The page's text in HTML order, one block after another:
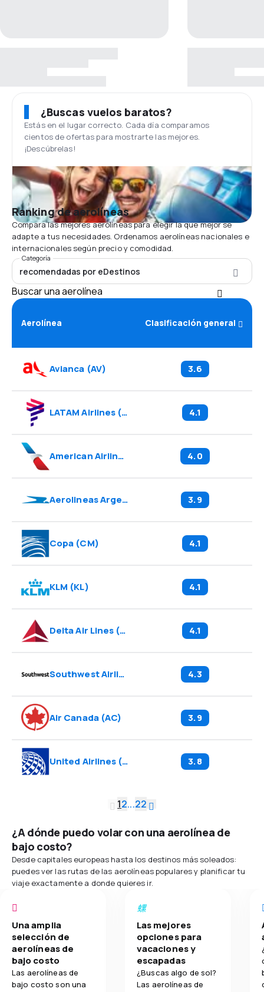
¿Buscas vuelos baratos?
Estás en el lugar correcto. Cada día comparamos
cientos de ofertas para mostrarte las mejores.
¡Descúbrelas!
Ranking de aerolíneas
Compara las mejores aerolíneas para elegir la que mejor se
adapte a tus necesidades. Ordenamos aerolíneas nacionales e
internacionales según precio y comodidad.
Categoría
recomendadas por eDestinos
Buscar una aerolínea
Aerolínea Clasificación general
Avianca (AV) 3.6
LATAM Airlines (LA 4.1
American Airlines 4.0
Aerolineas Argentinas 3.9
Copa (CM) 4.1
KLM (KL) 4.1
Delta Air Lines (DL 4.1
Southwest Airlines 4.3
Air Canada(AC) 3.9
United Airlines (UA 3.8
12...22
¿A dónde puedo volar con una aerolínea de
bajo costo?
Desde capitales europeas hasta los destinos más soleados:
puedes ver las rutas de las aerolíneas populares y planificar tu
viaje exactamente a donde quieres ir.
Una amplia
selección de
aerolíneas de
bajo costo
Las aerolíneas de
bajo costo son una
Las mejores
opciones para
vacaciones y
escapadas
¿Buscas algo de sol?
Las aerolíneas de